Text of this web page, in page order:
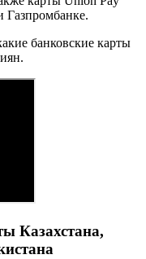
банковские карты
Казахстана,